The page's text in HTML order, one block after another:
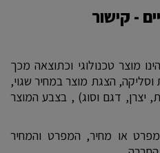
- קישור
מוצר טכנולוגי וכתוצאה מכך
הצגת מוצר במחיר שגוי,
יצרן, דגם וסוג) , בצבע המוצר
או מחיר, המפרט והמחיר